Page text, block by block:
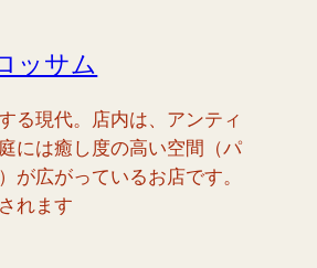
ッサム
る現代。店内は、アンティ
には癒し度の高い空間（パ
が広がっているお店です。
れます